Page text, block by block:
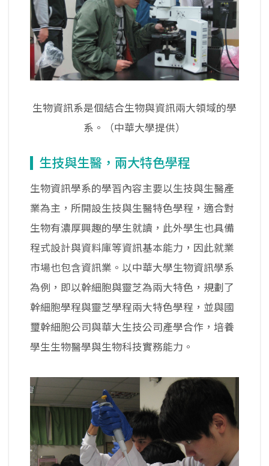
生物資訊系是個結合生物與資訊兩大領域的學
系。（中華大學提供）
生技與生醫，兩大特色學程
生物資訊學系的學習內容主要以生技與生醫產
業為主，所開設生技與生醫特色學程，適合對
生物有濃厚興趣的學生就讀，此外學生也具備
程式設計與資料庫等資訊基本能力，因此就業
市場也包含資訊業。以中華大學生物資訊學系
為例，即以幹細胞與靈芝為兩大特色，規劃了
幹細胞學程與靈芝學程兩大特色學程，並與國
璽幹細胞公司與華大生技公司產學合作，培養
學生生物醫學與生物科技實務能力。